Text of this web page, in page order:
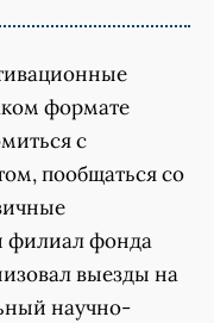
формате
с
пообщаться со
филиал фонда
выезды на
научно-